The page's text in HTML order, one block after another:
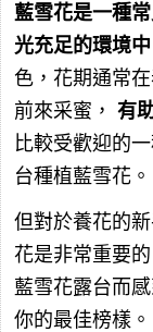
藍雪花是一種
光充足的環境中
色，花期通常
前來采蜜， 有
比較受歡迎的
台種植藍雪花。
但對於養花的
花是非常重要
藍雪花露台而
你的最佳榜樣。